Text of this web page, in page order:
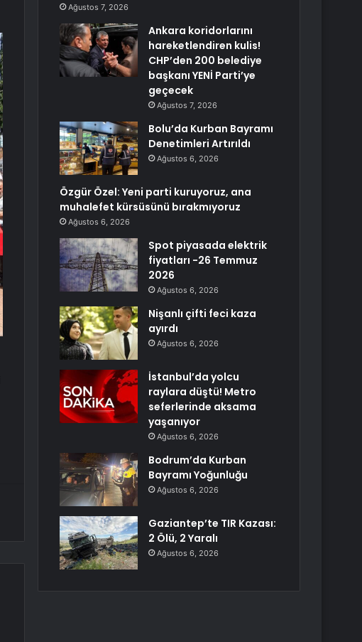
Ağustos 7, 2026
Ankara koridorlarını
hareketlendiren kulis!
CHP’den 200 belediye
başkanı YENİ Parti’ye
geçecek
Ağustos 7, 2026
Bolu’da Kurban Bayramı
Denetimleri Artırıldı
Ağustos 6, 2026
Özgür Özel: Yeni parti kuruyoruz, ana
muhalefet kürsüsünü bırakmıyoruz
Ağustos 6, 2026
Spot piyasada elektrik
fiyatları -26 Temmuz
2026
Ağustos 6, 2026
Nişanlı çifti feci kaza
ayırdı
Ağustos 6, 2026
İstanbul’da yolcu
raylara düştü! Metro
seferlerinde aksama
yaşanıyor
Ağustos 6, 2026
Bodrum’da Kurban
Bayramı Yoğunluğu
Ağustos 6, 2026
Gaziantep’te TIR Kazası:
2 Ölü, 2 Yaralı
Ağustos 6, 2026